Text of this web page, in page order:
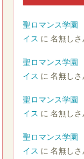
聖ロマンス学園
イス に 名無しさ
聖ロマンス学園
イス に 名無しさ
聖ロマンス学園
イス に 名無しさ
聖ロマンス学園
イス に 名無しさ